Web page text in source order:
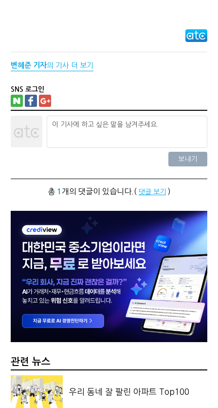
변혜준 기자의 기사 더 보기
SNS 로그인
총 1 개의 댓글이 있습니다.( 댓글 보기 )
관련 뉴스
우리 동네 잘 팔린 아파트 Top100